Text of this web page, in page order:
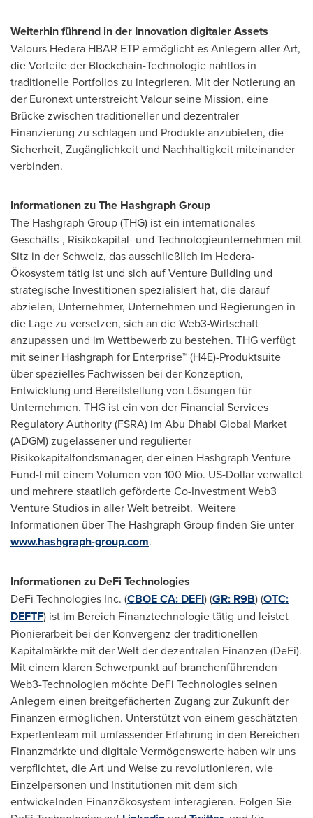
Weiterhin führend in der Innovation digitaler Assets
Valours Hedera HBAR ETP ermöglicht es Anlegern aller Art,
die Vorteile der Blockchain-Technologie nahtlos in
traditionelle Portfolios zu integrieren. Mit der Notierung an
der Euronext unterstreicht Valour seine Mission, eine
Brücke zwischen traditioneller und dezentraler
Finanzierung zu schlagen und Produkte anzubieten, die
Sicherheit, Zugänglichkeit und Nachhaltigkeit miteinander
verbinden.
Informationen zu The Hashgraph Group
The Hashgraph Group (THG) ist ein internationales
Geschäfts-, Risikokapital- und Technologieunternehmen mit
Sitz in der Schweiz, das ausschließlich im Hedera-
Ökosystem tätig ist und sich auf Venture Building und
strategische Investitionen spezialisiert hat, die darauf
abzielen, Unternehmer, Unternehmen und Regierungen in
die Lage zu versetzen, sich an die Web3-Wirtschaft
anzupassen und im Wettbewerb zu bestehen. THG verfügt
mit seiner Hashgraph for Enterprise™ (H4E)-Produktsuite
über spezielles Fachwissen bei der Konzeption,
Entwicklung und Bereitstellung von Lösungen für
Unternehmen. THG ist ein von der Financial Services
Regulatory Authority (FSRA) im Abu Dhabi Global Market
(ADGM) zugelassener und regulierter
Risikokapitalfondsmanager, der einen Hashgraph Venture
Fund-I mit einem Volumen von 100 Mio. US-Dollar verwaltet
und mehrere staatlich geförderte Co-Investment Web3
Venture Studios in aller Welt betreibt. Weitere
Informationen über The Hashgraph Group finden Sie unter
www.hashgraph-group.com.
Informationen zu DeFi Technologies
DeFi Technologies Inc. (CBOE CA: DEFI) (GR: R9B) (OTC:
DEFTF) ist im Bereich Finanztechnologie tätig und leistet
Pionierarbeit bei der Konvergenz der traditionellen
Kapitalmärkte mit der Welt der dezentralen Finanzen (DeFi).
Mit einem klaren Schwerpunkt auf branchenführenden
Web3-Technologien möchte DeFi Technologies seinen
Anlegern einen breitgefächerten Zugang zur Zukunft der
Finanzen ermöglichen. Unterstützt von einem geschätzten
Expertenteam mit umfassender Erfahrung in den Bereichen
Finanzmärkte und digitale Vermögenswerte haben wir uns
verpflichtet, die Art und Weise zu revolutionieren, wie
Einzelpersonen und Institutionen mit dem sich
entwickelnden Finanzökosystem interagieren. Folgen Sie